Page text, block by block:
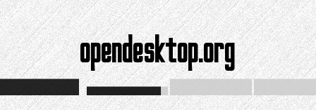
opendesktop.org